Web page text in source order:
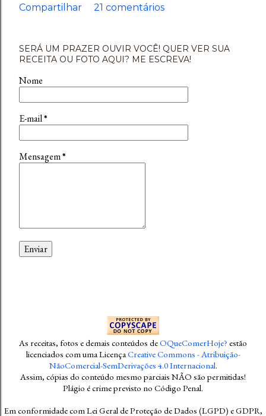
Compartilhar 21 comentários
SERÁ UM PRAZER OUVIR VOCÊ! QUER VER SUA
RECEITA OU FOTO AQUI? ME ESCREVA!
Nome
E-mail*
Mensagem*
As receitas, fotos e demais conteúdos deOQueComerHoje? estão
licenciados com uma LicençaCreative Commons - Atribuição-
NãoComercial-SemDerivações 4.0 Internacional.
Assim, cópias do conteúdo mesmo parciais NÃO são permitidas!
Plágio é crime previsto no Código Penal.
Em conformidade com Lei Geral de Proteção de Dados (LGPD) e GDPR,